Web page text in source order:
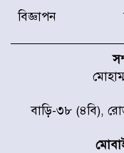
বিজ্ঞাপন
বাড়ি-৩৮ (৪বি),